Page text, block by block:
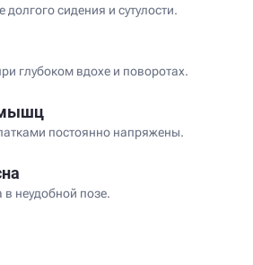
долгого сидения и сутулости.
глубоком вдохе и поворотах.
постоянно напряжены.
в неудобной позе.